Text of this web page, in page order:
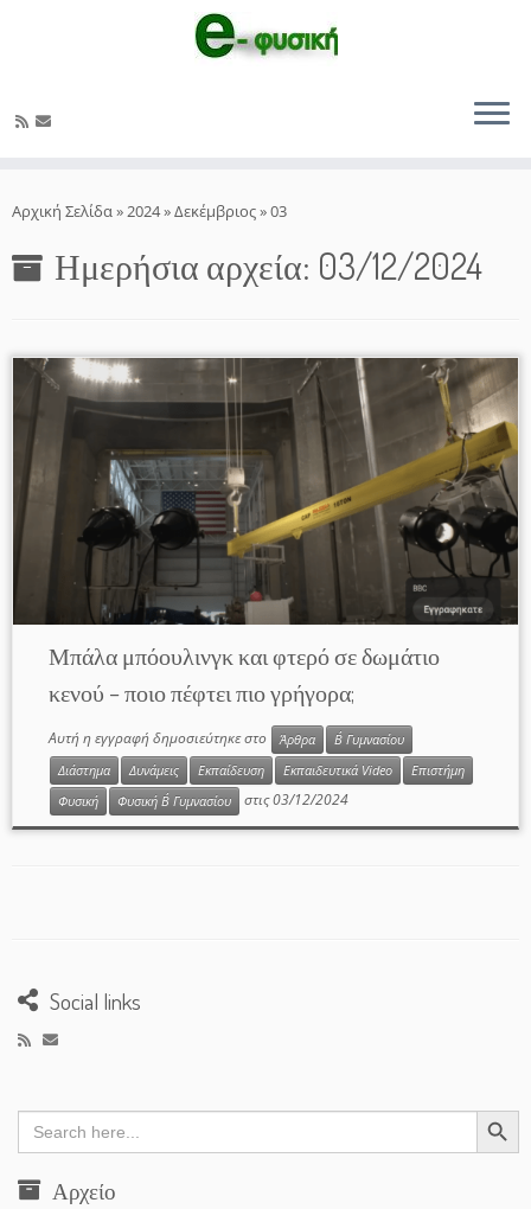
στο
Αρχική Σελίδα»2024»Δεκέμβριος»03
Ημερήσια αρχεία: 03/12/2024
Μπάλα μπόουλινγκ και φτερό σε δωμάτιο
κενού – ποιο πέφτει πιο γρήγορα;
Αυτή η εγγραφή δημοσιεύτηκε στο Άρθρα
Β΄ Γυμνασίου
Διάστημα
Δυνάμεις Εκπαίδευση Εκπαιδευτικά Video
Επιστήμη
Φυσική
Φυσική Β΄ Γυμνασίου στις03/12/2024
Social links
Search
for:
Search Button
Αρχείο